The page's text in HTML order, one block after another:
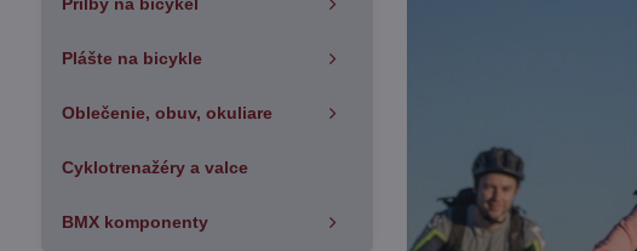
Plášte na bicykle
Oblečenie, obuv, okuliare
Cyklotrenažéry a valce
BMX komponenty